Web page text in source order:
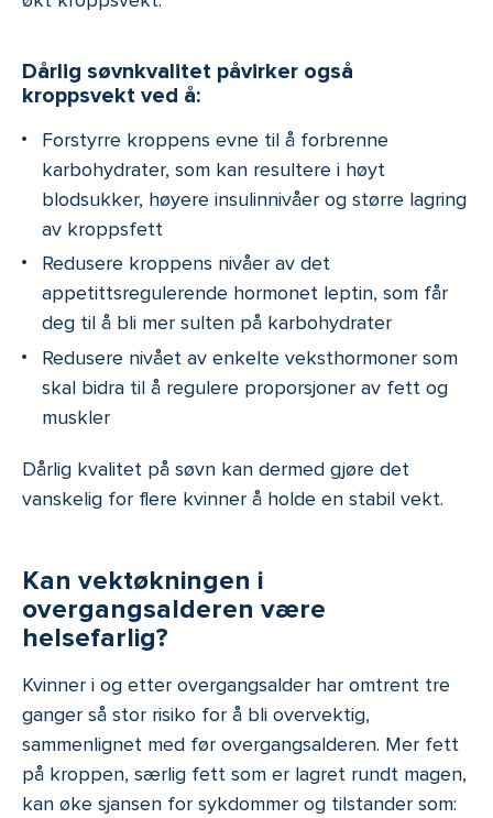
Dårlig søvnkvalitet påvirker også
kroppsvekt ved å:
Forstyrre kroppens evne til å forbrenne
karbohydrater, som kan resultere i høyt
blodsukker, høyere insulinnivåer og større lagring
av kroppsfett
Redusere kroppens nivåer av det
appetittsregulerende hormonet leptin, som får
deg til å bli mer sulten på karbohydrater
Redusere nivået av enkelte veksthormoner som
skal bidra til å regulere proporsjoner av fett og
muskler
Dårlig kvalitet på søvn kan dermed gjøre det
vanskelig for flere kvinner å holde en stabil vekt.
Kan vektøkningen i
overgangsalderen være
helsefarlig?
Kvinner i og etter overgangsalder har omtrent tre
ganger så stor risiko for å bli overvektig,
sammenlignet med før overgangsalderen. Mer fett
på kroppen, særlig fett som er lagret rundt magen,
kan øke sjansen for sykdommer og tilstander som: